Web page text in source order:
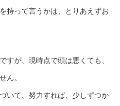
持って言うかは、とりあえずお
すが、現時点で頭は悪くても、
ん。
いて、努力すれば、少しずつか